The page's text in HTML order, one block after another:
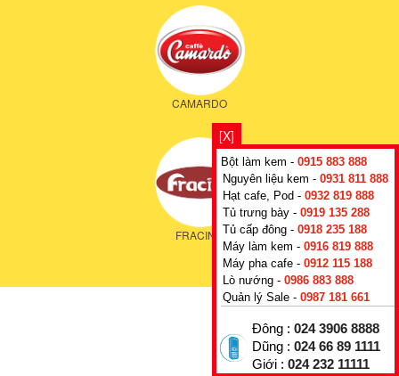
CAMARDO
FRACINO
[X]
Bột làm kem - 0915 883 888
Nguyên liệu kem - 0931 811 888
Hạt cafe, Pod - 0932 819 888
Tủ trưng bày - 0919 135 288
Tủ cấp đông - 0918 235 188
Máy làm kem - 0916 819 888
Máy pha cafe - 0912 115 188
Lò nướng - 0986 883 888
Quản lý Sale - 0987 181 661
Đông : 024 3906 8888
Dũng : 024 66 89 1111
Giới : 024 232 11111